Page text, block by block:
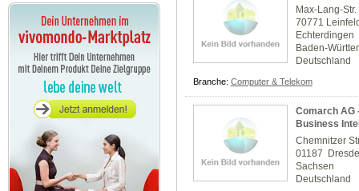
Max-Lang-
70771
Echterdingen
Baden-
Deutschland
Branche: Computer & Telekom
Comarch AG
Business
Chemnitzer
01187
Sachsen
Deutschland